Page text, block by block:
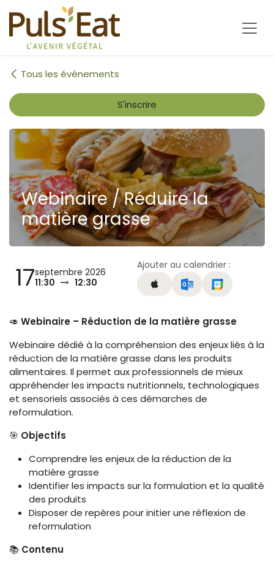
Se rendre au contenu
Tous les événements
S'inscrire
Webinaire / Réduire la
matière grasse
17septembre 2026
11:30
12:30
Ajouter au calendrier :
🥑 Webinaire – Réduction de la matière grasse
Webinaire dédié à la compréhension des enjeux liés à la
réduction de la matière grasse dans les produits
alimentaires. Il permet aux professionnels de mieux
appréhender les impacts nutritionnels, technologiques
et sensoriels associés à ces démarches de
reformulation.
🎯 Objectifs
Comprendre les enjeux de la réduction de la
matière grasse
Identifier les impacts sur la formulation et la qualité
des produits
Disposer de repères pour initier une réflexion de
reformulation
📚 Contenu